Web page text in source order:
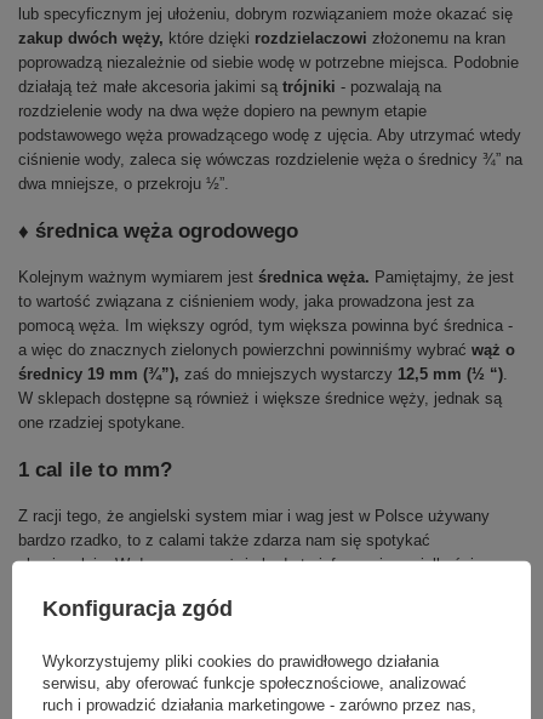
lub specyficznym jej ułożeniu, dobrym rozwiązaniem może okazać się
zakup dwóch węży, które dzięki rozdzielaczowi złożonemu na kran
poprowadzą niezależnie od siebie wodę w potrzebne miejsca. Podobnie
działają też małe akcesoria jakimi są trójniki - pozwalają na
rozdzielenie wody na dwa węże dopiero na pewnym etapie
podstawowego węża prowadzącego wodę z ujęcia. Aby utrzymać wtedy
ciśnienie wody, zaleca się wówczas rozdzielenie węża o średnicy ¾” na
dwa mniejsze, o przekroju ½”.
♦ średnica węża ogrodowego
Kolejnym ważnym wymiarem jest średnica węża. Pamiętajmy, że jest
to wartość związana z ciśnieniem wody, jaka prowadzona jest za
pomocą węża. Im większy ogród, tym większa powinna być średnica -
a więc do znacznych zielonych powierzchni powinniśmy wybrać wąż o
średnicy 19 mm (¾”), zaś do mniejszych wystarczy 12,5 mm (½ “)
W sklepach dostępne są również i większe średnice węży, jednak są
one rzadziej spotykane.
1 cal ile to mm?
Z racji tego, że angielski system miar i wag jest w Polsce używany
bardzo rzadko, to z calami także zdarza nam się spotykać
okazjonalnie. W domu przeważnie będą to informacje o wielkości
cale będą miały ogromne znaczenie przy doborze pasujących do siebie
odpowiada 2,54 cm . Znak cala zapisuje za pomocą symbolu
(zamknięcie cudzysłowu - ") lub skrótu od angielskiej nazwyinch
Konfiguracja zgód
Wykorzystujemy pliki cookies do prawidłowego działania
serwisu, aby oferować funkcje społecznościowe, analizować
ruch i prowadzić działania marketingowe - zarówno przez nas,